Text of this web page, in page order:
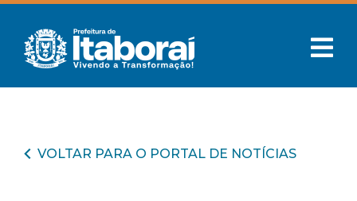
VOLTAR PARA O PORTAL DE NOTÍCIAS